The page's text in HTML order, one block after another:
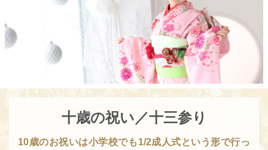
十歳の祝い／十三参り
10歳のお祝いは小学校でも1/2成人式という形で行っ